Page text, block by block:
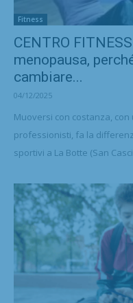
Fitness
CENTRO
menopausa,
cambiare...
04/12/2025
Muoversi con costanza,
professionisti, fa la
sportivi a La Botte (San